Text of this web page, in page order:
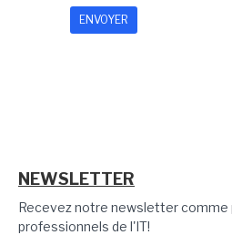
NEWSLETTER
Recevez notre newsletter comme
professionnels de l'IT!